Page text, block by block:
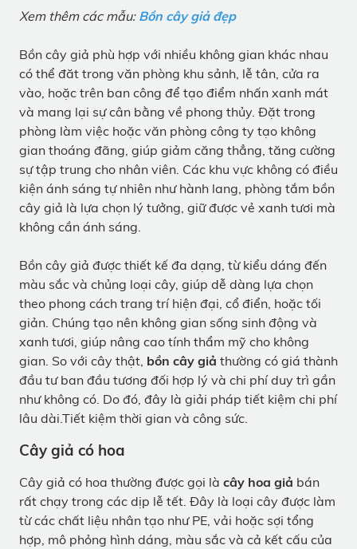
Xem thêm các mẫu: Bồn cây giả đẹp
Bồn cây giả phù hợp với nhiều không gian khác nhau
có thể đăt trong văn phòng khu sảnh, lễ tân, cửa ra
vào, hoặc trên ban công để tạo điểm nhấn xanh mát
và mang lại sự cân bằng về phong thủy. Đặt trong
phòng làm việc hoặc văn phòng công ty tạo không
gian thoáng đãng, giúp giảm căng thẳng, tăng cường
sự tập trung cho nhân viên. Các khu vực không có điều
kiện ánh sáng tự nhiên như hành lang, phòng tắm bồn
cây giả là lựa chọn lý tưởng, giữ được vẻ xanh tươi mà
không cần ánh sáng.
Bồn cây giả được thiết kế đa dạng, từ kiểu dáng đến
màu sắc và chủng loại cây, giúp dễ dàng lựa chọn
theo phong cách trang trí hiện đại, cổ điển, hoặc tối
giản. Chúng tạo nên không gian sống sinh động và
xanh tươi, giúp nâng cao tính thẩm mỹ cho không
gian. So với cây thật, bồn cây giả thường có giá thành
đầu tư ban đầu tương đối hợp lý và chi phí duy trì gần
như không có. Do đó, đây là giải pháp tiết kiệm chi phí
lâu dài.Tiết kiệm thời gian và công sức.
Cây giả có hoa
Cây giả có hoa thường được gọi là cây hoa giả bán
rất chạy trong các dịp lễ tết. Đây là loại cây được làm
từ các chất liệu nhân tạo như PE, vải hoặc sợi tổng
hợp, mô phỏng hình dáng, màu sắc và cả kết cấu của